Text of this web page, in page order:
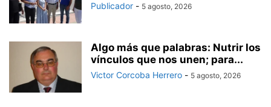
Publicador - 5 agosto, 2026
Algo más que palabras: Nutrir los
vínculos que nos unen; para...
Victor Corcoba Herrero - 5 agosto, 2026